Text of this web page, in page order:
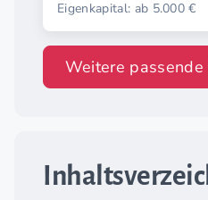
Eigenkapital: ab 5.000 €
Weitere